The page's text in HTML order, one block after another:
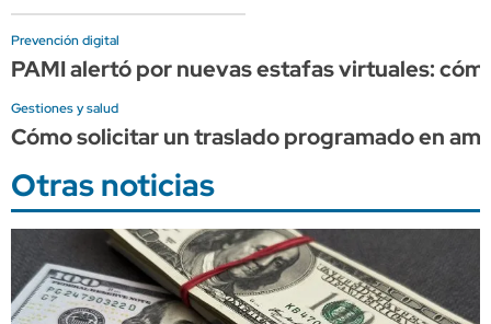
Prevención digital
PAMI alertó por nuevas estafas virtuales:
Gestiones y salud
Cómo solicitar un traslado programado en
Otras noticias